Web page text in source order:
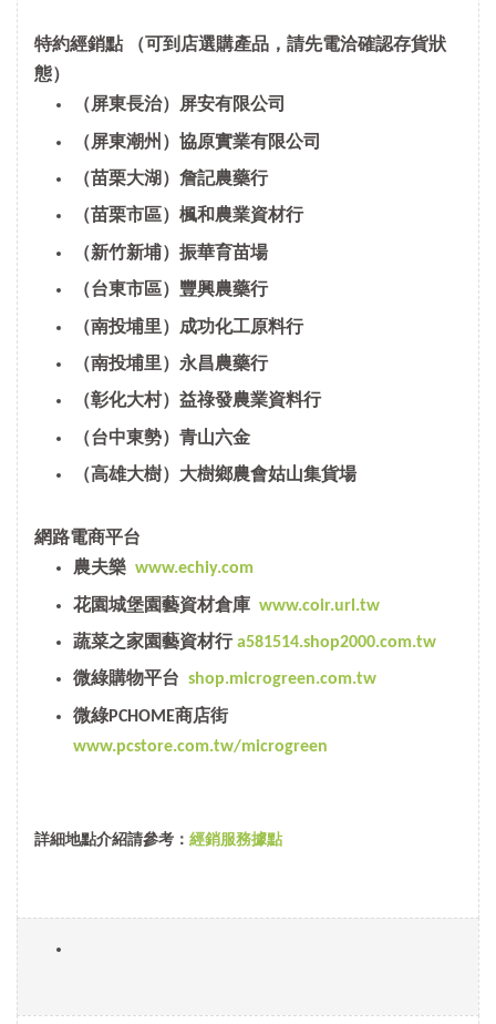
特約經銷點
（可到店選購產品，請先電洽確認存貨狀
態）
（屏東長治）屏安有限公司
（屏東潮州）協原實業有限公司
（苗栗大湖）詹記農藥行
（苗栗市區）楓和農業資材行
（新竹新埔）振華育苗場
（台東市區）豐興農藥行
（南投埔里）成功化工原料行
（南投埔里）永昌農藥行
（彰化大村）益祿發農業資料行
（台中東勢）青山六金
（高雄大樹）大樹鄉農會姑山集貨場
網路電商平台
農夫樂 www.echiy.com
花園城堡園藝資材倉庫 www.coir.url.tw
蔬菜之家園藝資材行a581514.shop2000.com.tw
微綠購物平台 shop.microgreen.com.tw
微綠PCHOME商店街
www.pcstore.com.tw/microgreen
詳細地點介紹請參考： 經銷服務據點